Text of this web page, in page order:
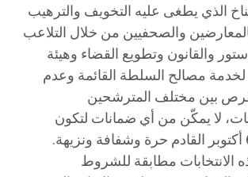
الذي يطغى عليه التخويف والترهيب
والصحفيين من خلال التلاعب
والقانون وتطويع القضاء وهيئة
لخدمة مصالح السلطة القائمة وعدم
بين مختلف المترشحين
لا يمكّن من أي ضمانات لتكون
انتخابات 6 أكتوبر القادم حرة وشفافة ونزيهة.
الانتخابات مطابقة للشروط